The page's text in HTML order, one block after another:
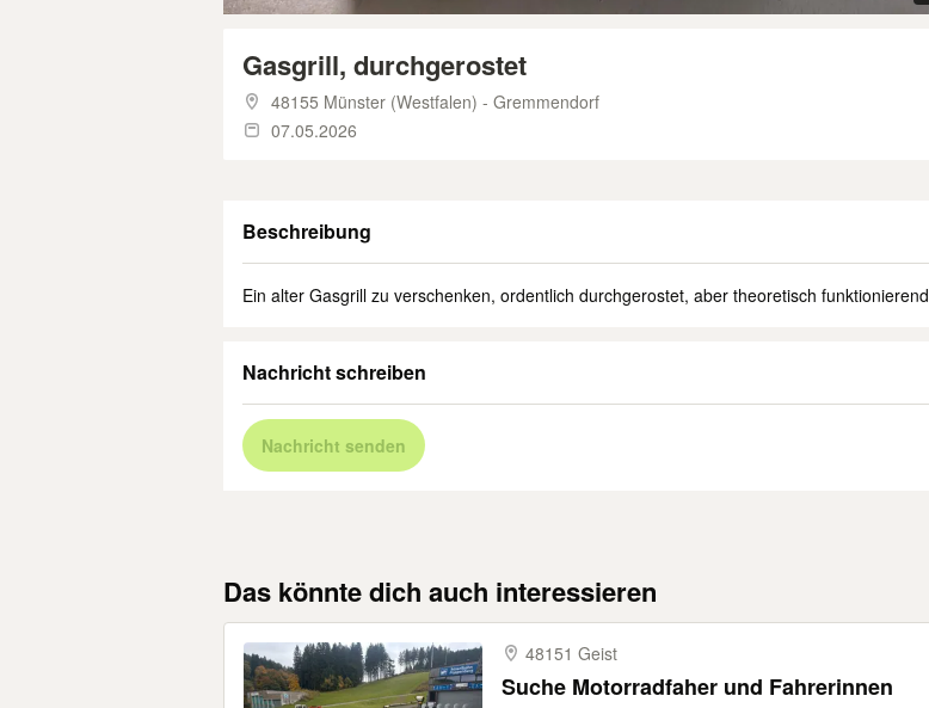
Gasgrill, durchgerostet
48155 Münster (Westfalen) - Gremmendorf
07.05.2026
Beschreibung
Ein alter Gasgrill zu verschenken, ordentlich durchgerostet, aber theoretisch funktionierend
Nachricht schreiben
Nachricht senden
Das könnte dich auch interessieren
48151 Geist
Suche Motorradfaher und Fahrerinnen